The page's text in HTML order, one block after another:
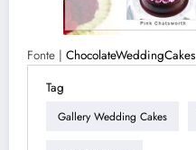
Fonte | ChocolateWeddingCakes
Tag
Gallery Wedding Cakes